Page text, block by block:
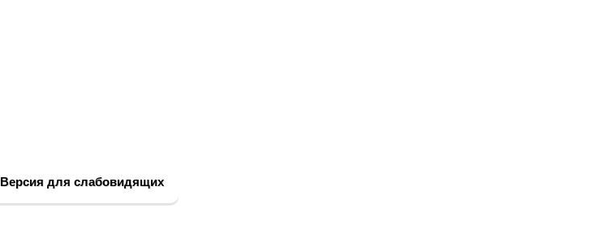
Версия для слабовидящих